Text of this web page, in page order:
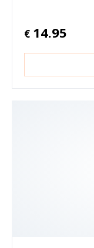
€ 14.95